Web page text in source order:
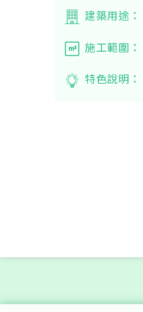
建築用途：
施工範圍：
特色說明：